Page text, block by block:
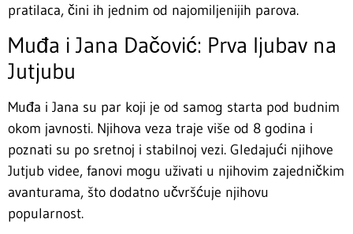
pratilaca, čini ih jednim od najomiljenijih parova.
Muđa i Jana Dačović: Prva ljubav na
Jutjubu
Muđa i Jana su par koji je od samog starta pod budnim
okom javnosti. Njihova veza traje više od 8 godina i
poznati su po sretnoj i stabilnoj vezi. Gledajući njihove
Jutjub videe, fanovi mogu uživati u njihovim zajedničkim
avanturama, što dodatno učvršćuje njihovu
popularnost.